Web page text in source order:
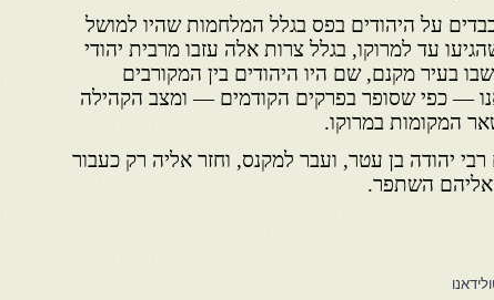
מסים כבדים על היהודים בפס בגלל המלחמות שהיו למושל
עד למרוקו, בגלל צרות אלה עזבו מרבית יהודי
בעיר מקנם, שם היו היהודים בין המקורבים
— כפי שסופר בפרקים הקודמים — ומצב הקהילה
המקומות במרוקו.
יהודה בן עטר, ועבר למקנס, וחזר אליה רק כעבור
אליהם השתפר.